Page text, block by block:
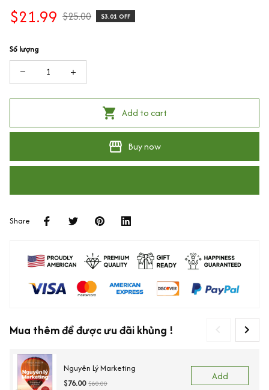
$21.99 $25.00 $3.01 OFF
Số lượng
Add to cart
Buy now
Share
Mua thêm để được ưu đãi khủng !
Nguyên Lý Marketing
$76.00 $80.00
Add